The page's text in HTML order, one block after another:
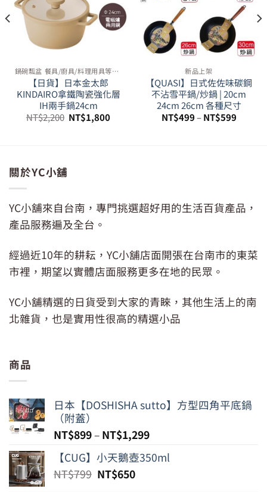
鍋碗瓢盆 餐具/廚具/料理用具等周邊
【日貨】日本金太郎
KINDAIRO拿鐵陶瓷強化層
IH兩手鍋24cm
NT$2,200 原
始
NT$1,800目
新品上架
【QUASI】日式佐佐味碳鋼
不沾雪平鍋/炒鍋 | 20cm
24cm 26cm 各種尺寸
NT$499–NT$599
關於YC小舖
YC小舖來自台南，專門挑選超好用的生活百貨產品，
產品服務遍及全台。
經過近10年的耕耘，YC小舖店面開張在台南市的東菜
市裡，期望以實體店面服務更多在地的民眾。
YC小舖精選的日貨受到大家的青睞，其他生活上的南
北雜貨，也是實用性很高的精選小品
商品
日本【DOSHISHA sutto】方型四角平底鍋
（附蓋）
NT$899– NT$1,299
【CUG】小天鵝壺350ml
NT$799 原
NT$650目